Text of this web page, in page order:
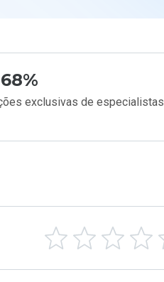
68%
exclusivas de especialistas